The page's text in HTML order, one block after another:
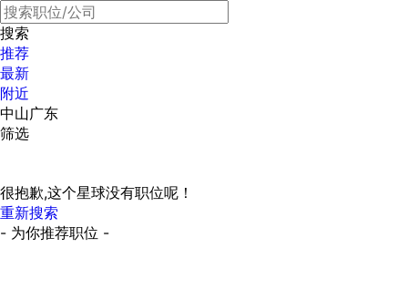
搜索
推荐
最新
附近
中山广东
筛选
很抱歉,这个星球没有职位呢！
重新搜索
- 为你推荐职位 -